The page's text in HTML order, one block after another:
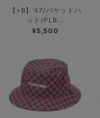
【+B】’47/バケットハ
ット/PLB...
¥5,500